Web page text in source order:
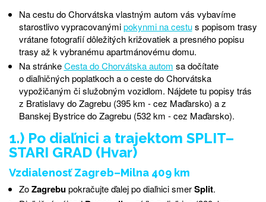
Na cestu do Chorvátska vlastným autom vás vybavíme
starostlivo vypracovanýmipokynmi na cestus popisom trasy
vrátane fotografií dôležitých križovatiek a presného popisu
trasy až k vybranému apartmánovému domu.
Na stránkeCesta do Chorvátska autom sa dočítate
o diaľničných poplatkoch a o ceste do Chorvátska
vypožičaným či služobným vozidlom. Nájdete tu popisy trás
z Bratislavy do Zagrebu (395 km - cez Maďarsko) a z
Banskej Bystrice do Zagrebu (532 km - cez Maďarsko).
1.) Po diaľnici a trajektom SPLIT–
STARI GRAD (Hvar)
Vzdialenosť Zagreb–Milna 409 km
ZoZagrebupokračujte ďalej po diaľnici smerSplit.